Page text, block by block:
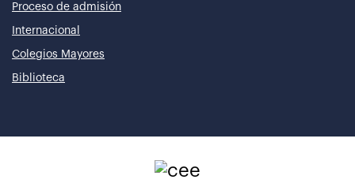
Proceso de admisión
Internacional
Colegios Mayores
Biblioteca